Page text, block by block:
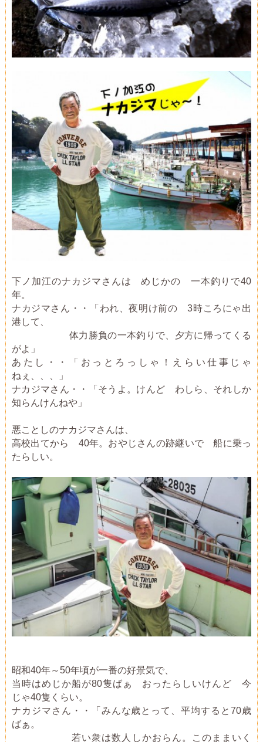
下ノ加江のナカジマさんは めじかの 一本釣りで40
年。
ナカジマさん・・「われ、夜明け前の 3時ころにゃ出
港して、
体力勝負の一本釣りで、夕方に帰ってくる
がよ」
あたし・・「おっとろっしゃ！えらい仕事じゃ
ねぇ、、、」
ナカジマさん・・「そうよ。けんど わしら、それしか
知らんけんねや」
悪ことしのナカジマさんは、
高校出てから 40年。おやじさんの跡継いで 船に乗っ
たらしい。
昭和40年～50年頃が一番の好景気で、
当時はめじか船が80隻ばぁ おったらしいけんど 今
じゃ40隻くらい。
ナカジマさん・・「みんな歳とって、平均すると70歳
ばぁ。
若い衆は数人しかおらん。このままいく